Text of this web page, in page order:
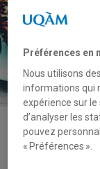
Accord
Préférences en
Nous utilisons
informations qui
expérience sur
d’analyser les
pouvez
« Préférences ».